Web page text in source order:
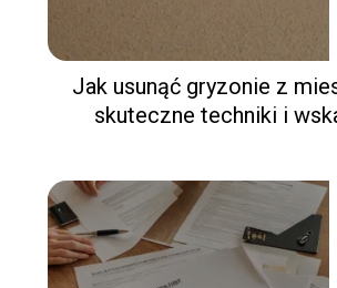
Jak usunąć gryzonie z
skuteczne techniki i